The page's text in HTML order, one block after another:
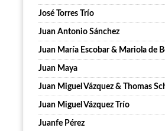
José Torres Trío
Juan Antonio Sánchez
Juan María Escobar & Mariola de
Juan Maya
Juan Miguel Vázquez & Thomas
Juan Miguel Vázquez Trío
Juanfe Pérez